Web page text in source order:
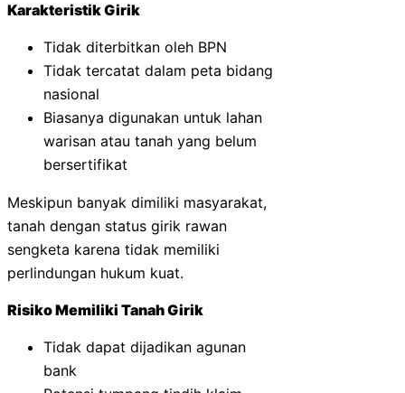
Karakteristik Girik
Tidak diterbitkan oleh BPN
Tidak tercatat dalam peta bidang
nasional
Biasanya digunakan untuk lahan
warisan atau tanah yang belum
bersertifikat
Meskipun banyak dimiliki masyarakat,
tanah dengan status girik rawan
sengketa karena tidak memiliki
perlindungan hukum kuat.
Risiko Memiliki Tanah Girik
Tidak dapat dijadikan agunan
bank